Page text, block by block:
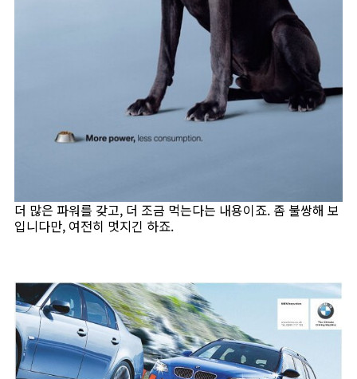
더 많은 파워를 갖고, 더 조금 먹는다는 내용이죠. 좀 불쌍해 보
입니다만, 여전히 멋지긴 하죠.